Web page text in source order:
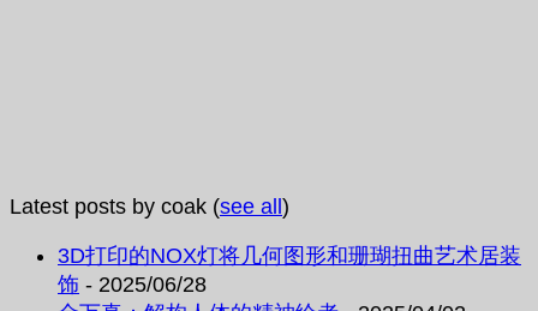
Latest posts by coak (see all )
3D打印的NOX灯将几何图形和珊瑚扭曲艺术居装
饰 - 2025/06/28